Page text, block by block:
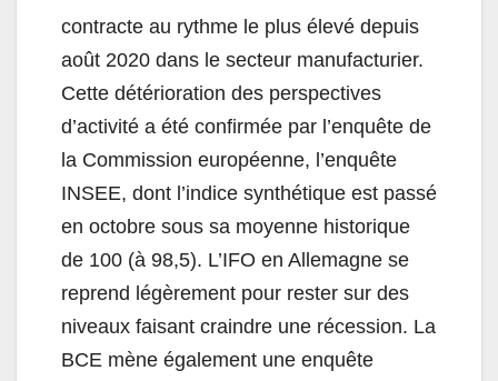
contracte au rythme le plus élevé depuis
août 2020 dans le secteur manufacturier.
Cette détérioration des perspectives
d’activité a été confirmée par l’enquête de
la Commission européenne, l’enquête
INSEE, dont l’indice synthétique est passé
en octobre sous sa moyenne historique
de 100 (à 98,5). L’IFO en Allemagne se
reprend légèrement pour rester sur des
niveaux faisant craindre une récession. La
BCE mène également une enquête